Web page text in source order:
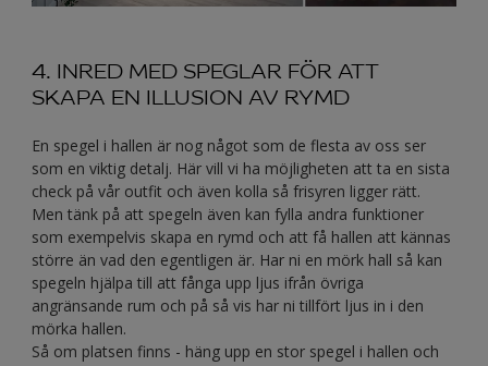
4. INRED MED SPEGLAR FÖR ATT
SKAPA EN ILLUSION AV RYMD
En spegel i hallen är nog något som de flesta av oss ser
som en viktig detalj. Här vill vi ha möjligheten att ta en sista
check på vår outfit och även kolla så frisyren ligger rätt.
Men tänk på att spegeln även kan fylla andra funktioner
som exempelvis skapa en rymd och att få hallen att kännas
större än vad den egentligen är. Har ni en mörk hall så kan
spegeln hjälpa till att fånga upp ljus ifrån övriga
angränsande rum och på så vis har ni tillfört ljus in i den
mörka hallen.
Så om platsen finns - häng upp en stor spegel i hallen och